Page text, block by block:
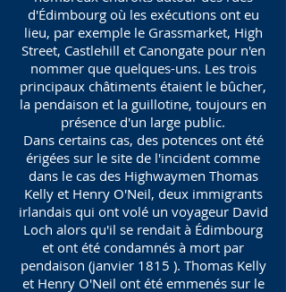
d'Édimbourg où les exécutions ont eu
lieu, par exemple le Grassmarket, High
Street, Castlehill et Canongate pour n'en
nommer que quelques-uns. Les trois
principaux châtiments étaient le bûcher,
la pendaison et la guillotine, toujours en
présence d'un large public.
Dans certains cas, des potences ont été
érigées sur le site de l'incident comme
dans le cas des Highwaymen Thomas
Kelly et Henry O'Neil, deux immigrants
irlandais qui ont volé un voyageur David
Loch alors qu'il se rendait à Édimbourg
et ont été condamnés à mort par
pendaison (janvier 1815 ). Thomas Kelly
et Henry O'Neil ont été emmenés sur le